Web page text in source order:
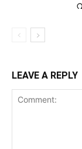
LEAVE A REPLY